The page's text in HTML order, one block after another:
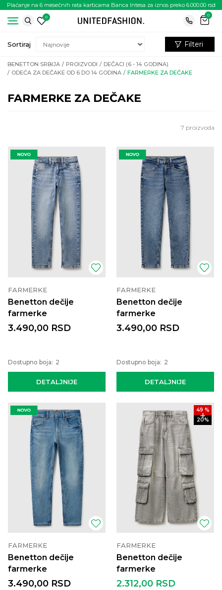
Plaćanje na 6 mesečnih rata karticama Banca Intesa za iznos preko 6.000.00 rsd
0
0
BENETTON SRBIJA PROIZVODI
DEČACI (6 - 14 GODINA)
ODEĆA ZA DEČAKE OD 6 DO 14 GODINA
FARMERKE ZA DEČAKE
FARMERKE ZA DEČAKE
Sortiraj Filteri
7 proizvoda
FARMERKE
Benetton dečije
farmerke
DETALJNIJE
3.490,00 RSD
Dostupno boja: 2
FARMERKE
Benetton dečije
farmerke
DETALJNIJE
3.490,00 RSD
Dostupno boja: 2
FARMERKE
Benetton dečije
farmerke
3.490,00 RSD
49 %
20%
FARMERKE
Benetton dečije
farmerke
2.312,00 RSD